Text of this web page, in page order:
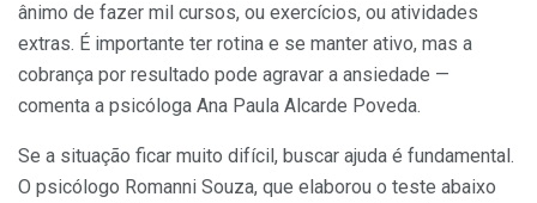
ânimo de fazer mil cursos, ou exercícios, ou atividades
extras. É importante ter rotina e se manter ativo, mas a
cobrança por resultado pode agravar a ansiedade —
comenta a psicóloga Ana Paula Alcarde Poveda.
Se a situação ficar muito difícil, buscar ajuda é fundamental.
O psicólogo Romanni Souza, que elaborou o teste abaixo